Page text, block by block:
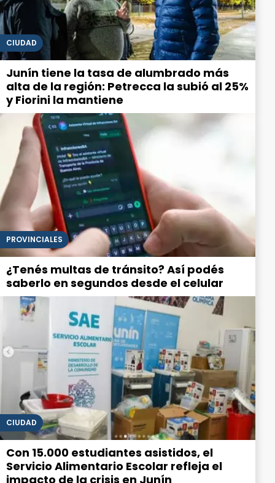
CIUDAD
Junín tiene la tasa de alumbrado más
alta de la región: Petrecca la subió al 25%
y Fiorini la mantiene
PROVINCIALES
¿Tenés multas de tránsito? Así podés
saberlo en segundos desde el celular
CIUDAD
Con 15.000 estudiantes asistidos, el
Servicio Alimentario Escolar refleja el
impacto de la crisis en Junín